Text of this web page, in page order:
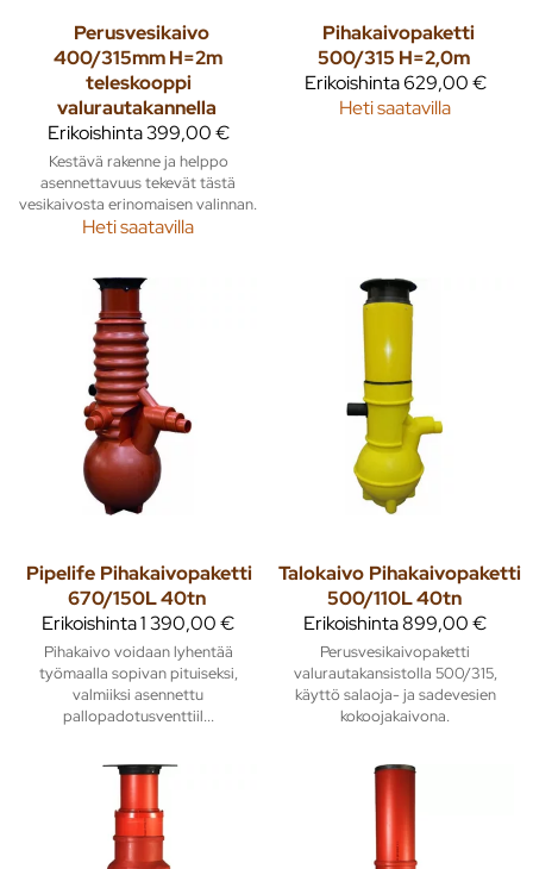
Perusvesikaivo
400/315mm H=2m
teleskooppi
valurautakannella
Erikoishinta399,00 €
Kestävä rakenne ja helppo
asennettavuus tekevät tästä
vesikaivosta erinomaisen valinnan.
Heti saatavilla
Pihakaivopaketti
500/315 H=2,0m
Erikoishinta629,00 €
Heti saatavilla
Pipelife Pihakaivopaketti
670/150L 40tn
Erikoishinta1 390,00 €
Pihakaivo voidaan lyhentää
työmaalla sopivan pituiseksi,
valmiiksi asennettu
pallopadotusventtiil...
Talokaivo Pihakaivopaketti
500/110L 40tn
Erikoishinta899,00 €
Perusvesikaivopaketti
valurautakansistolla 500/315,
käyttö salaoja- ja sadevesien
kokoojakaivona.